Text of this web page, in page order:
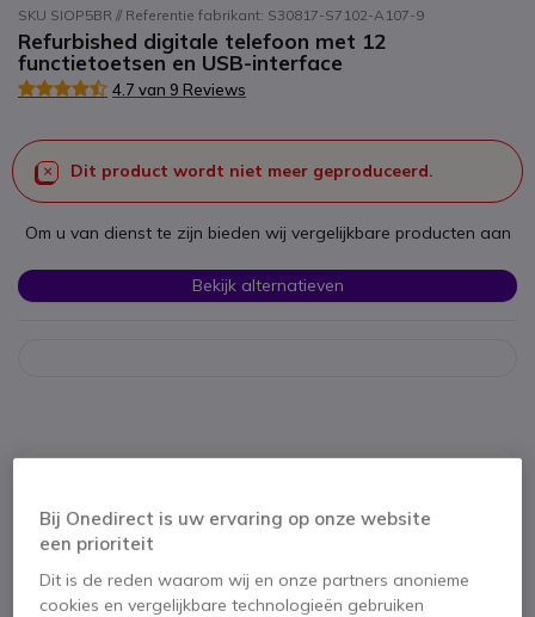
SKU SIOP5BR // Referentie fabrikant: S30817-S7102-A107-9
Refurbished digitale telefoon met 12
functietoetsen en USB-interface
4.7 van 9 Reviews
Dit product wordt niet meer geproduceerd.
Om u van dienst te zijn bieden wij vergelijkbare producten aan
Bekijk alternatieven
Productbeschrijving
Bij Onedirect is uw ervaring op onze website
een prioriteit
Dit is de reden waarom wij en onze partners anonieme
cookies en vergelijkbare technologieën gebruiken